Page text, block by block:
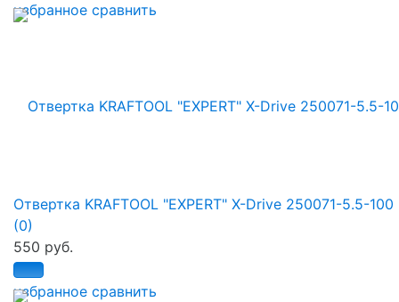
избранное сравнить
избранное сравнить
Отвертка KRAFTOOL "EXPERT" X-Drive 250071-5.5-100
(0)
550 руб.